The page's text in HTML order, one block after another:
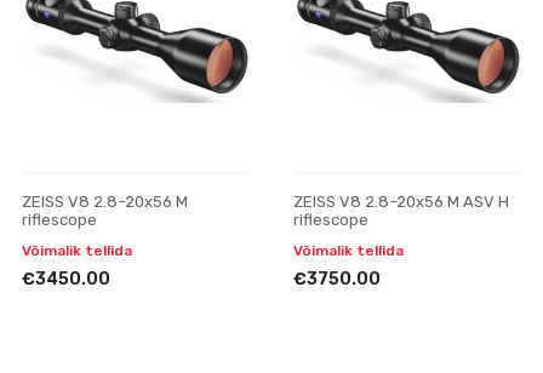
ZEISS V8 2.8–20x56 M
riflescope
Võimalik tellida
€3450.00
ZEISS V8 2.8–20x56 M ASV H
riflescope
Võimalik tellida
€3750.00